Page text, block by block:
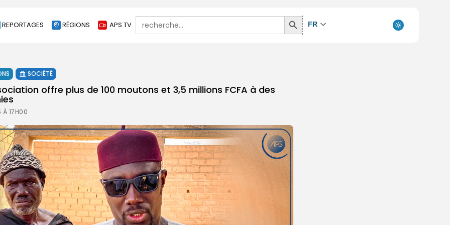
REPORTAGES RÉGIONS APS TV
Search
for:
Search
Button
FR
SOCIÉTÉ
offre plus de 100 moutons et 3,5 millions FCFA à des
À 17H00